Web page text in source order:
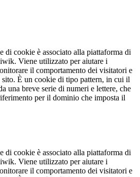
di cookie è associato alla piattaforma di
Viene utilizzato per aiutare i
il comportamento dei visitatori e
sito. È un cookie di tipo pattern, in cui il
una breve serie di numeri e lettere, che
per il dominio che imposta il
di cookie è associato alla piattaforma di
Viene utilizzato per aiutare i
il comportamento dei visitatori e